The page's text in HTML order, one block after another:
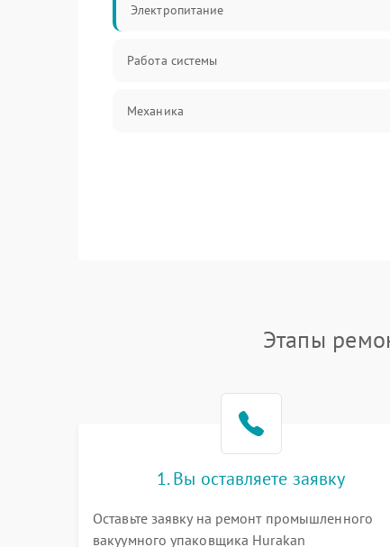
Электропитание
Работа системы
Механика
Этапы
1. Вы оставляете заявку
Оставьте заявку на ремонт промышленного
вакуумного упаковщика Hurakan